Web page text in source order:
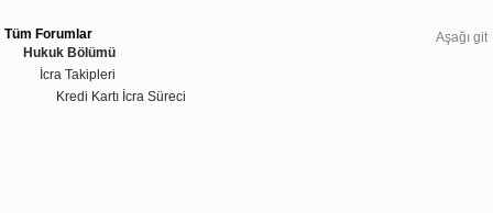
Aşağı git
Tüm Forumlar
Hukuk Bölümü
İcra Takipleri
Kredi Kartı İcra Süreci